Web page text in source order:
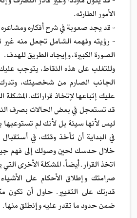
الأمور الطارئه.
- قد يجد صعوبة في شرح أفكاره
- رؤيته وفهمه الشامل تجعل منه غير
الصورة الكبيرة، وإيجاد الطريق للهدف.
وللتغلب على هذه النقاط، يتوجب
الجانب الصارم من شخصيتك،
عليك إتباعها لإتخاذ قراراتك.
قد تستعجل في بعض الحالات بصرف
ليس لأنها سيئة بل لأنك لم
في البداية أن تأخذ وقتك، في
خلال حدسك لحين وصولك إلى فهم
اتخذ القرار. أيضاً، المشكلة الأخرى
صرامتك وإطلاق الأحكام على
قدرتك على التغيير. حاول أن تكون
ضمن حدود ما تقدر عليه وإنطلق منها.